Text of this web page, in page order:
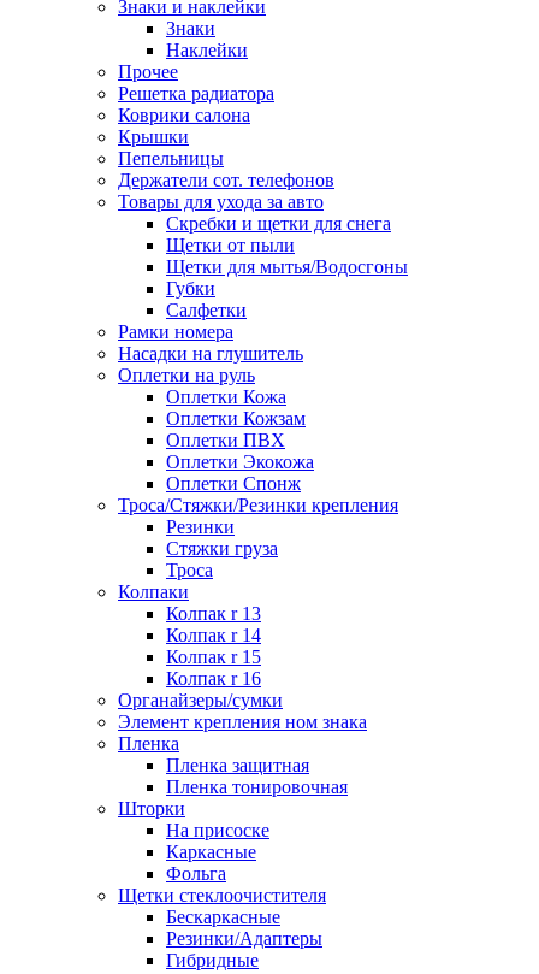
Знаки и наклейки
Знаки
Наклейки
Прочее
Решетка радиатора
Коврики салона
Крышки
Пепельницы
Держатели сот. телефонов
Товары для ухода за авто
Скребки и щетки для снега
Щетки от пыли
Щетки для мытья/Водосгоны
Губки
Салфетки
Рамки номера
Насадки на глушитель
Оплетки на руль
Оплетки Кожа
Оплетки Кожзам
Оплетки ПВХ
Оплетки Экокожа
Оплетки Спонж
Троса/Стяжки/Резинки крепления
Резинки
Стяжки груза
Троса
Колпаки
Колпак r 13
Колпак r 14
Колпак r 15
Колпак r 16
Органайзеры/сумки
Элемент крепления ном знака
Пленка
Пленка защитная
Пленка тонировочная
Шторки
На присоске
Каркасные
Фольга
Щетки стеклоочистителя
Бескаркасные
Резинки/Адаптеры
Гибридные